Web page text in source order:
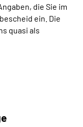
die Sie im
ein. Die
quasi als